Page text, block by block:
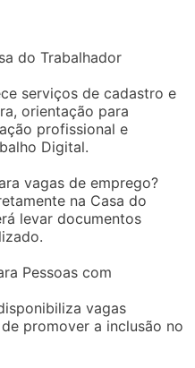
do Trabalhador
serviços de cadastro e
orientação para
profissional e
Digital.
vagas de emprego?
na Casa do
levar documentos
Pessoas com
vagas
promover a inclusão no